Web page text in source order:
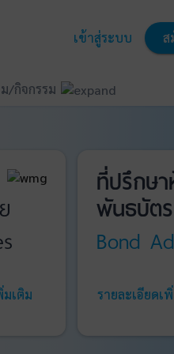
เข้าสู่ระบบ ส
/กิจกรรม
มเติม
ที่ปรึกษ
พันธบัตร
Bond
รายละเอียดเ